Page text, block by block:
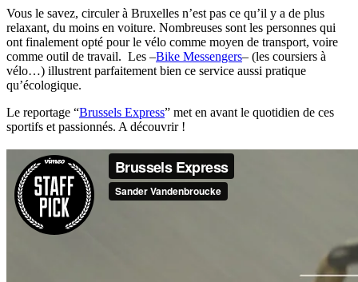
Vous le savez, circuler à Bruxelles n’est pas ce qu’il y a de plus
relaxant, du moins en voiture. Nombreuses sont les personnes qui
ont finalement opté pour le vélo comme moyen de transport, voire
comme outil de travail. Les –Bike Messengers– (les coursiers à
vélo…) illustrent parfaitement bien ce service aussi pratique
qu’écologique.
Le reportage “Brussels Express” met en avant le quotidien de ces
sportifs et passionnés. A découvrir !